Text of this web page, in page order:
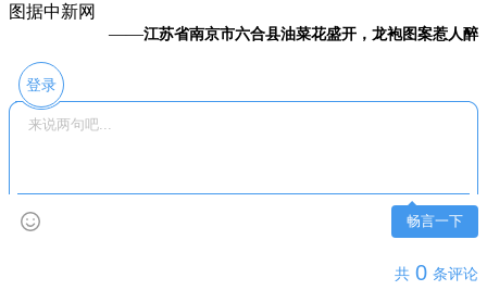
图据中新网
——江苏省南京市六合县油菜花盛开，龙袍图案惹人醉
登录
畅言一下
共 0 条评论